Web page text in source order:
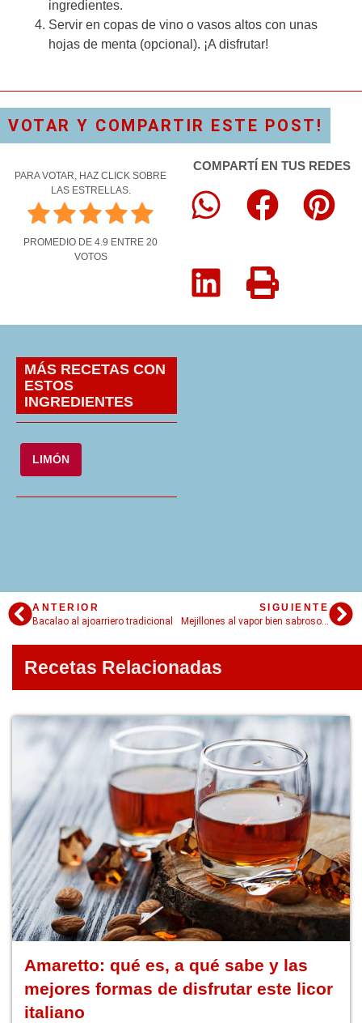
ingredientes.
Servir en copas de vino o vasos altos con unas
hojas de menta (opcional). ¡A disfrutar!
VOTAR Y COMPARTIR ESTE POST!
PARA VOTAR, HAZ CLICK SOBRE
LAS ESTRELLAS.
PROMEDIO DE 4.9 ENTRE 20
VOTOS
COMPARTÍ EN TUS REDES
MÁS RECETAS CON
ESTOS
INGREDIENTES
LIMÓN
ANTERIOR
Bacalao al ajoarriero tradicional
SIGUIENTE
Mejillones al vapor bien sabrosos y en 4 simples pasos
Recetas Relacionadas
Amaretto: qué es, a qué sabe y las
mejores formas de disfrutar este licor
italiano